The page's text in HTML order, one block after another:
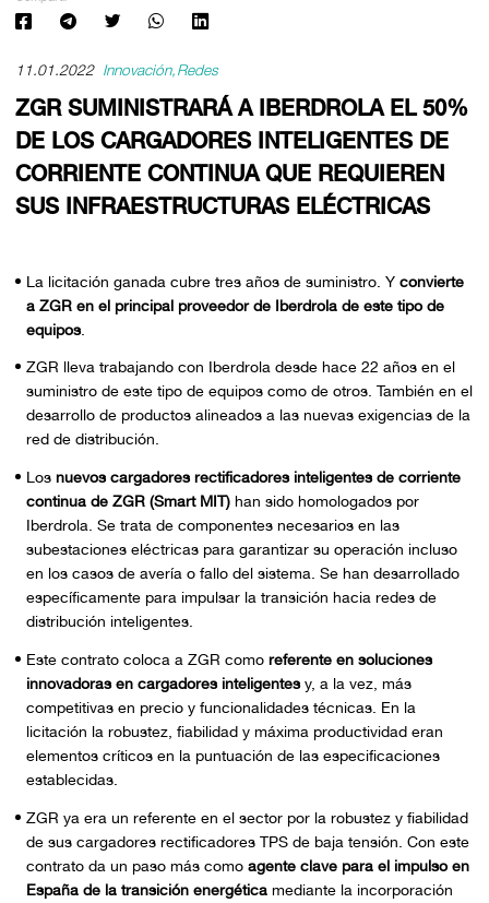
11.01.2022 Innovación Redes
ZGR SUMINISTRARÁ A IBERDROLA EL 50%
DE LOS CARGADORES INTELIGENTES DE
CORRIENTE CONTINUA QUE REQUIEREN
SUS INFRAESTRUCTURAS ELÉCTRICAS
La licitación ganada cubre tres años de suministro. Y convierte
a ZGR en el principal proveedor de Iberdrola de este tipo de
equipos.
ZGR lleva trabajando con Iberdrola desde hace 22 años en el
suministro de este tipo de equipos como de otros. También en el
desarrollo de productos alineados a las nuevas exigencias de la
red de distribución.
Los nuevos cargadores rectificadores inteligentes de corriente
continua de ZGR (Smart MIT)han sido homologados por
Iberdrola. Se trata de componentes necesarios en las
subestaciones eléctricas para garantizar su operación incluso
en los casos de avería o fallo del sistema. Se han desarrollado
específicamente para impulsar la transición hacia redes de
distribución inteligentes.
Este contrato coloca a ZGR como referente en soluciones
innovadoras en cargadores inteligentesy, a la vez, más
competitivas en precio y funcionalidades técnicas. En la
licitación la robustez, fiabilidad y máxima productividad eran
elementos críticos en la puntuación de las especificaciones
establecidas.
ZGR ya era un referente en el sector por la robustez y fiabilidad
de sus cargadores rectificadores TPS de baja tensión. Con este
contrato da un paso más como agente clave para el impulso en
España de la transición energéticamediante la incorporación